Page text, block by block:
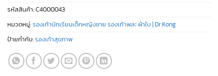
รหัสสินค้า:C4000043
หมวดหมู่:รองเท้านักเรียนเด็กหญิงชาย รองเท้าพละ ผ้าใบ | Dr.Kong
ป้ายกำกับ:รองเท้าสุขภาพ